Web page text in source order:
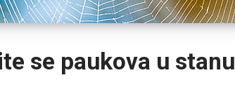
se paukova u stanu